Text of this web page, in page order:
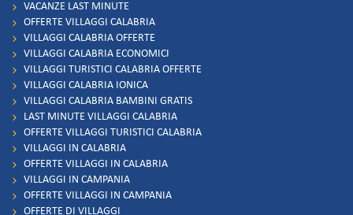
VACANZE LAST MINUTE
OFFERTE VILLAGGI CALABRIA
VILLAGGI CALABRIA OFFERTE
VILLAGGI CALABRIA ECONOMICI
VILLAGGI TURISTICI CALABRIA OFFERTE
VILLAGGI CALABRIA IONICA
VILLAGGI CALABRIA BAMBINI GRATIS
LAST MINUTE VILLAGGI CALABRIA
OFFERTE VILLAGGI TURISTICI CALABRIA
VILLAGGI IN CALABRIA
OFFERTE VILLAGGI IN CALABRIA
VILLAGGI IN CAMPANIA
OFFERTE VILLAGGI IN CAMPANIA
OFFERTE DI VILLAGGI